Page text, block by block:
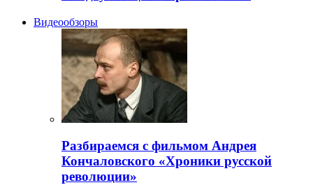
Видеообзоры
Разбираемся с фильмом Андрея
Кончаловского «Хроники русской
революции»